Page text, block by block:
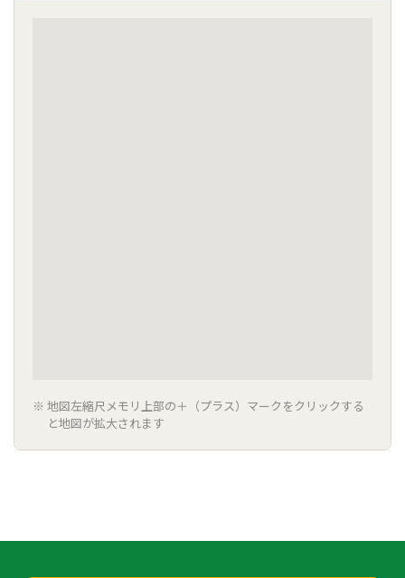
地図左縮尺メモリ上部の＋（プラス）マークをクリックする
と地図が拡大されます